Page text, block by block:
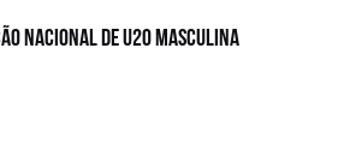
Nacional de U20 Masculina